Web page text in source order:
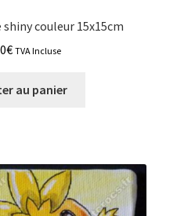
couleur 15x15cm
€ TVA Incluse
au panier